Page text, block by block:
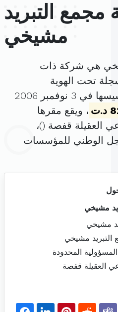
التبريد
مشيخي
هي شركة ذات
تحت الهوية
. تم تأسيسها في 3 نوفمبر 2006
، ويقع مقرها
العقيلة قفصة ()،
الوطني للمؤسسات
مشيخي
مشيخي
مشيخي
المحدودة
العقيلة قفصة